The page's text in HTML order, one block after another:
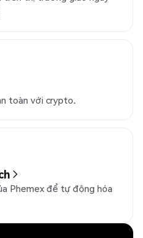
toàn với crypto.
Phemex để tự động hóa